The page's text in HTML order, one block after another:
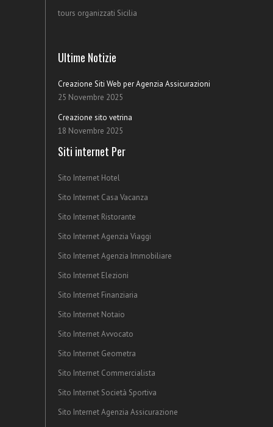
tours organizzati Sicilia
Ultime Notizie
Creazione Siti Web per Agenzia Assicurazioni
25 Novembre 2025
Creazione sito vetrina
18 Novembre 2025
Siti internet Per
Sito Internet Hotel
Sito Internet Casa Vacanza
Sito Internet Ristorante
Sito Internet Agenzia Viaggi
Sito Internet Agenzia Immobiliare
Sito Internet Elezioni
Sito Internet Finanziaria
Sito Internet Notaio
Sito Internet Avvocato
Sito Internet Geometra
Sito Internet Commercialista
Sito Internet Società Sportiva
Sito Internet Agenzia Assicurazione